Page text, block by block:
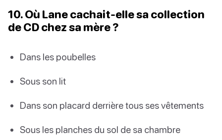
10. Où Lane cachait-elle sa collection
de CD chez sa mère ?
Dans les poubelles
Sous son lit
Dans son placard derrière tous ses vêtements
Sous les planches du sol de sa chambre